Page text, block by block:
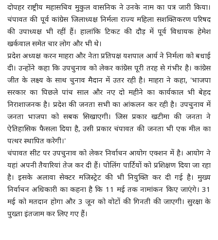
मौसम के हाल
धर्म-आस्था-ज्योतिष
ब्रेकिंग न्यूज
ब्लॉग
उत्तर प्रदेश
हमारे बारे में
संपर्क करें
डंकाराम की चौपाल
दोपहर राष्ट्रीय महासचिव मुकुल वासनिक ने उनके नाम का पत्र जारी किया।
चंपावत की पूर्व कांग्रेस जिलाध्यक्ष निर्मला राज्य महिला सशक्तिकरण परिषद
की उपाध्यक्ष भी रहीं हैं। हालांकि टिकट की दौड़ में पूर्व विधायक हेमेश
खर्कवाल समेत चार लोग और भी थे।
प्रदेश अध्यक्ष करन माहरा और नेता प्रतिपक्ष यशपाल आर्य ने निर्मला को बधाई
दी। उन्होंने कहा कि उपचुनाव को लेकर कांग्रेस पूरी तरह से गंभीर है। कांग्रेस
जीत के लक्ष्य के साथ चुनाव मैदान में उतर रही है। माहरा ने कहा, 'भाजपा
सरकार का पिछले पांच साल और नए दो महीने का कार्यकाल भी बेहद
निराशाजनक है। प्रदेश की जनता सभी का आंकलन कर रही है। उपचुनाव में
जनता भाजपा को सबक सिखाएगी। जिस प्रकार खटीमा की जनता ने
ऐतिहासिक फैसला दिया है, उसी प्रकार चंपावत की जनता भी एक मील का
पत्थर स्थापित करेगी।'
चंपावत सीट पर उपचुनाव को लेकर निर्वाचन आयोग एक्शन में है। आयोग ने
यहां अपनी तैयारियां तेज कर दी हैं। पोलिंग पार्टियों को प्रशिक्षण दिया जा रहा
है। इसके अलावा सेक्टर मजिस्ट्रेट की भी नियुक्ति कर दी गई है। मुख्य
निर्वाचन अधिकारी का कहना है कि 11 मई तक नामांकन किए जाएंगे। 31
मई को मतदान होगा और 3 जून को वोटों की गिनती की जाएगी। सुरक्षा के
पुख्ता इंतजाम कर लिए गए हैं।